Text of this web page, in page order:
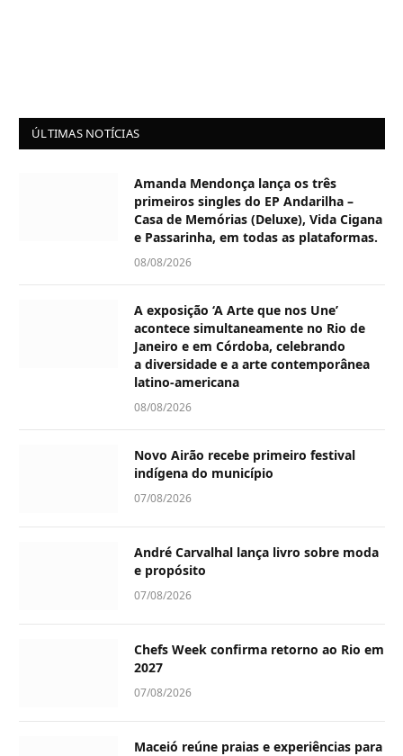
ÚLTIMAS NOTÍCIAS
Amanda Mendonça lança os três
primeiros singles do EP Andarilha –
Casa de Memórias (Deluxe), Vida Cigana
e Passarinha, em todas as plataformas.
08/08/2026
A exposição ‘A Arte que nos Une’
acontece simultaneamente no Rio de
Janeiro e em Córdoba, celebrando
a diversidade e a arte contemporânea
latino-americana
08/08/2026
Novo Airão recebe primeiro festival
indígena do município
07/08/2026
André Carvalhal lança livro sobre moda
e propósito
07/08/2026
Chefs Week confirma retorno ao Rio em
2027
07/08/2026
Maceió reúne praias e experiências para